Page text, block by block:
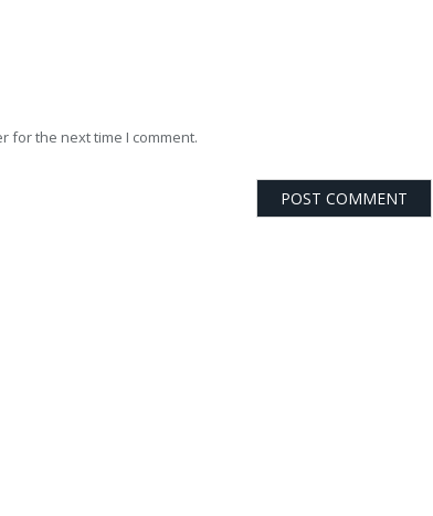
for the next time I comment.